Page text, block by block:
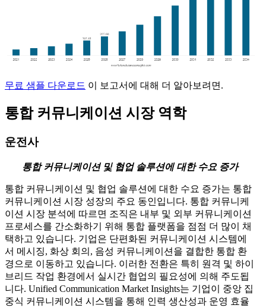
무료 샘플 다운로드 이 보고서에 대해 더 알아보려면.
통합 커뮤니케이션 시장 역학
운전사
통합 커뮤니케이션 및 협업 솔루션에 대한 수요 증가
통합 커뮤니케이션 및 협업 솔루션에 대한 수요 증가는 통합
커뮤니케이션 시장 성장의 주요 동인입니다. 통합 커뮤니케
이션 시장 분석에 따르면 조직은 내부 및 외부 커뮤니케이션
프로세스를 간소화하기 위해 통합 플랫폼을 점점 더 많이 채
택하고 있습니다. 기업은 단편화된 커뮤니케이션 시스템에
서 메시징, 화상 회의, 음성 커뮤니케이션을 결합한 통합 환
경으로 이동하고 있습니다. 이러한 전환은 특히 원격 및 하이
브리드 작업 환경에서 실시간 협업의 필요성에 의해 주도됩
니다. Unified Communication Market Insights는 기업이 중앙 집
중식 커뮤니케이션 시스템을 통해 인력 생산성과 운영 효율